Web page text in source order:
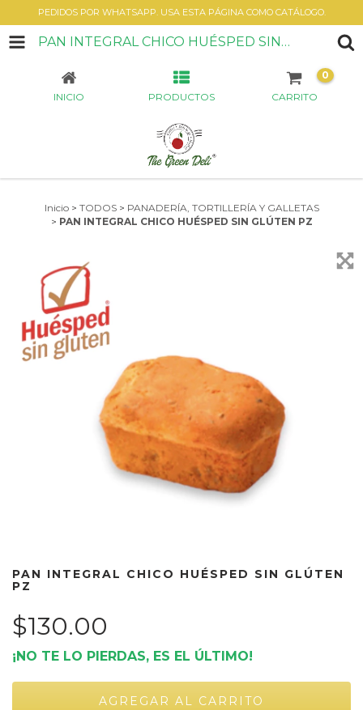
PEDIDOS POR WHATSAPP. USA ESTA PÁGINA COMO CATÁLOGO.
PAN INTEGRAL CHICO HUÉSPED SIN GLÚTEN PZ
INICIO PRODUCTOS CARRITO
0
Inicio > TODOS > PANADERÍA, TORTILLERÍA Y GALLETAS
> PAN INTEGRAL CHICO HUÉSPED SIN GLÚTEN PZ
PAN INTEGRAL CHICO HUÉSPED SIN GLÚTEN
PZ
$130.00
¡NO TE LO PIERDAS, ES EL ÚLTIMO!